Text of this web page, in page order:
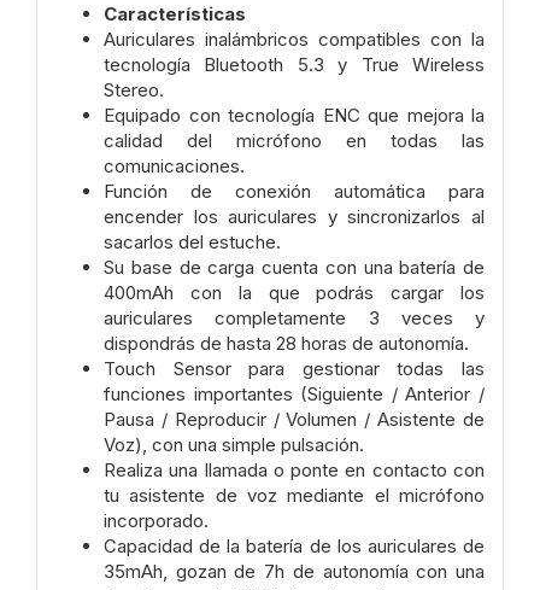
Características
Auriculares inalámbricos compatibles con la
tecnología Bluetooth 5.3 y True Wireless
Stereo.
Equipado con tecnología ENC que mejora la
calidad del micrófono en todas las
comunicaciones.
Función de conexión automática para
encender los auriculares y sincronizarlos al
sacarlos del estuche.
Su base de carga cuenta con una batería de
400mAh con la que podrás cargar los
auriculares completamente 3 veces y
dispondrás de hasta 28 horas de autonomía.
Touch Sensor para gestionar todas las
funciones importantes (Siguiente / Anterior /
Pausa / Reproducir / Volumen / Asistente de
Voz), con una simple pulsación.
Realiza una llamada o ponte en contacto con
tu asistente de voz mediante el micrófono
incorporado.
Capacidad de la batería de los auriculares de
35mAh, gozan de 7h de autonomía con una